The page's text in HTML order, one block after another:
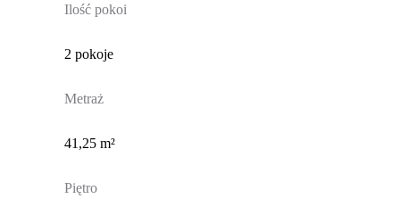
Ilość pokoi
2 pokoje
Metraż
41,25 m²
Piętro